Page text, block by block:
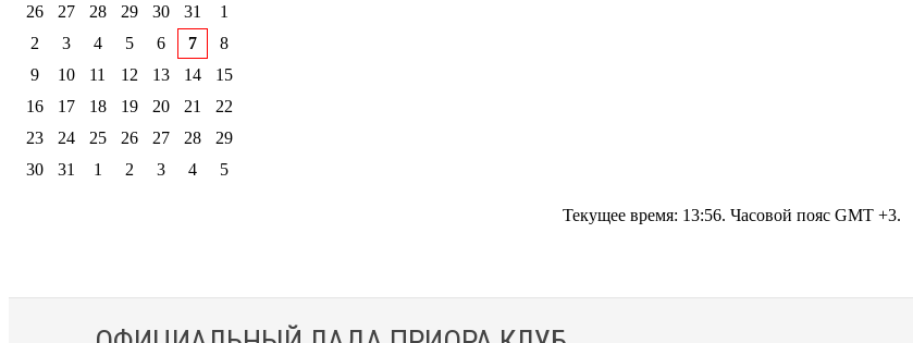
26
27 28 29 30 31
1
2
3 4 5 6 7
8
9
10 11 12 13 14
15
16
17 18 19 20 21
22
23
24 25 26 27 28
29
30
31 1 2 3 4 5
Текущее время: 13:56. Часовой пояс GMT +3.